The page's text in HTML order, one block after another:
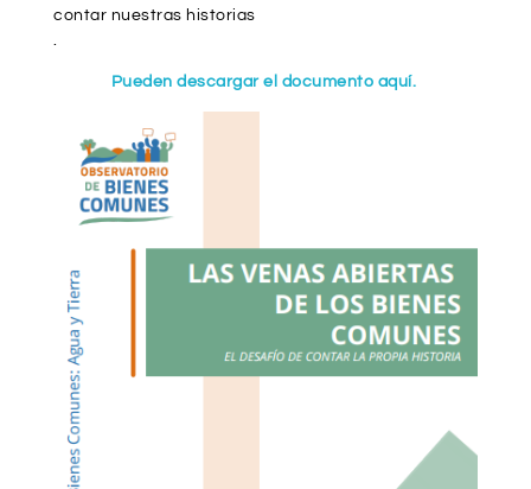
contar nuestras historias
.
Pueden descargar el documento aquí.